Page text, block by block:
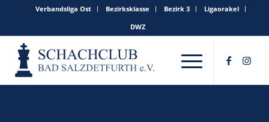
Verbandsliga Ost Bezirksklasse Bezirk 3
Ligaorakel
DWZ